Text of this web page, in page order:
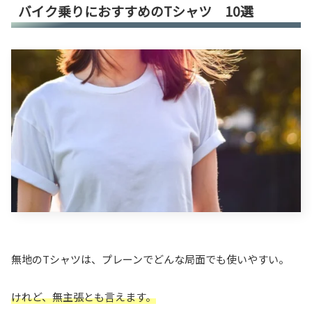
バイク乗りにおすすめのTシャツ 10選
無地のTシャツは、プレーンでどんな局面でも使いやすい。
けれど、無主張とも言えます。